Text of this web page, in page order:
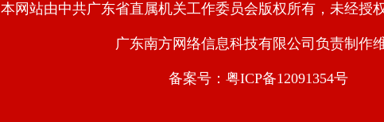
本网站由中共广东省直属机关工作委员会版权所有，未经授
广东南方网络信息科技有限公司负责制作
备案号：粤ICP备12091354号